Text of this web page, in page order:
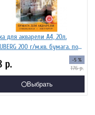
для акварели А4, 20л.
г/м.кв. бумага. по
р. -5 %
176р.
Выбрать